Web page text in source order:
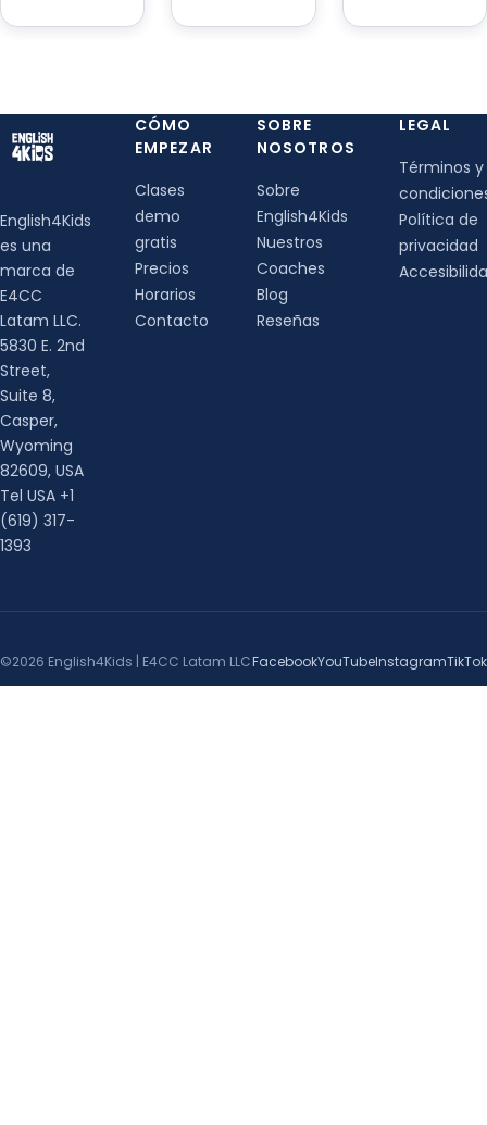
English4Kids
es una
marca de
E4CC
Latam LLC.
5830 E. 2nd
Street,
Suite 8,
Casper,
Wyoming
82609, USA
Tel USA +1
(619) 317-
1393
CÓMO
EMPEZAR
Clases
demo
gratis
Precios
Horarios
Contacto
SOBRE
NOSOTROS
Sobre
English4Kids
Nuestros
Coaches
Blog
Reseñas
LEGAL
Términos y
Política de
privacidad
©2026 English4Kids | E4CC Latam LLCFacebookYouTubeInstagramTikTok